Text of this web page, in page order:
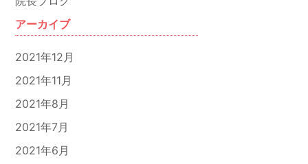
アーカイブ
2021年12月
2021年11月
2021年8月
2021年7月
2021年6月